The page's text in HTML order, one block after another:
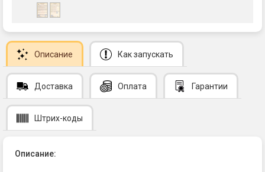
Описание Как запускать
Доставка Оплата Гарантии
Штрих-коды
Описание: